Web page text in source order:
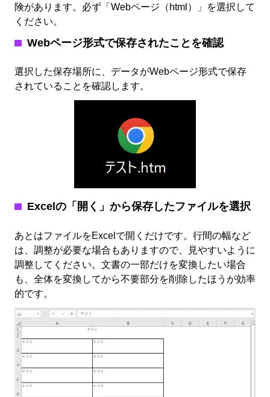
険があります。必ず「Webページ（html）」を選択して
ください。
Webページ形式で保存されたことを確認
選択した保存場所に、データがWebページ形式で保存
されていることを確認します。
Excelの「開く」から保存したファイルを選択
あとはファイルをExcelで開くだけです。行間の幅など
は、調整が必要な場合もありますので、見やすいように
調整してください。文書の一部だけを変換したい場合
も、全体を変換してから不要部分を削除したほうが効率
的です。